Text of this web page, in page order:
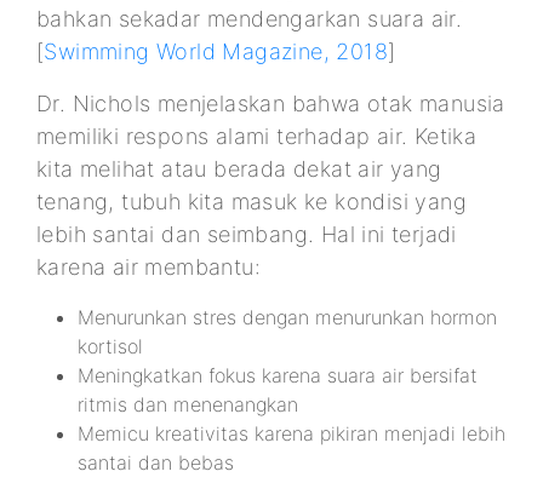
bahkan sekadar mendengarkan suara air.
[Swimming World Magazine, 2018]
Dr. Nichols menjelaskan bahwa otak manusia
memiliki respons alami terhadap air. Ketika
kita melihat atau berada dekat air yang
tenang, tubuh kita masuk ke kondisi yang
lebih santai dan seimbang. Hal ini terjadi
karena air membantu:
Menurunkan stres dengan menurunkan hormon
kortisol
Meningkatkan fokus karena suara air bersifat
ritmis dan menenangkan
Memicu kreativitas karena pikiran menjadi lebih
santai dan bebas